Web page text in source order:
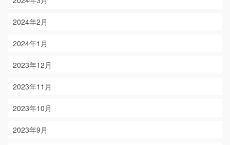
2024年2月
2024年1月
2023年12月
2023年11月
2023年10月
2023年9月